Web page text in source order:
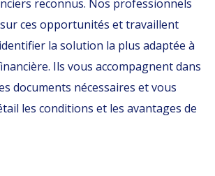
reconnus. Nos professionnels
ces opportunités et travaillent
la solution la plus adaptée à
Ils vous accompagnent dans
documents nécessaires et vous
les conditions et les avantages de